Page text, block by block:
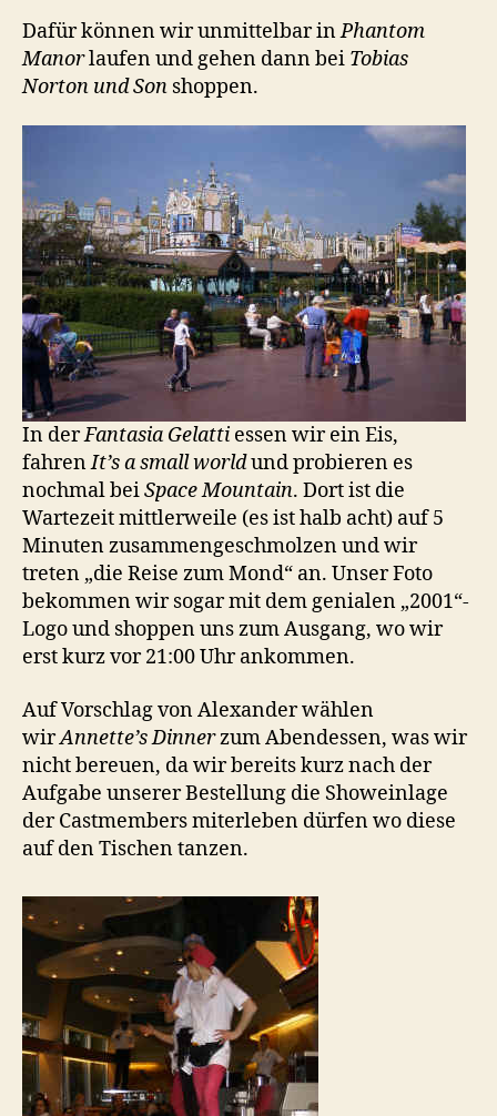
Dafür können wir unmittelbar inPhantom
Manorlaufen und gehen dann bei Tobias
Norton und Son shoppen.
In derFantasia Gelatti essen wir ein Eis,
fahrenIt’s a small worldund probieren es
nochmal beiSpace Mountain. Dort ist die
Wartezeit mittlerweile (es ist halb acht) auf 5
Minuten zusammengeschmolzen und wir
treten „die Reise zum Mond“ an. Unser Foto
bekommen wir sogar mit dem genialen „2001“-
Logo und shoppen uns zum Ausgang, wo wir
erst kurz vor 21:00 Uhr ankommen.
Auf Vorschlag von Alexander wählen
wirAnnette’s Dinnerzum Abendessen, was wir
nicht bereuen, da wir bereits kurz nach der
Aufgabe unserer Bestellung die Showeinlage
der Castmembers miterleben dürfen wo diese
auf den Tischen tanzen.